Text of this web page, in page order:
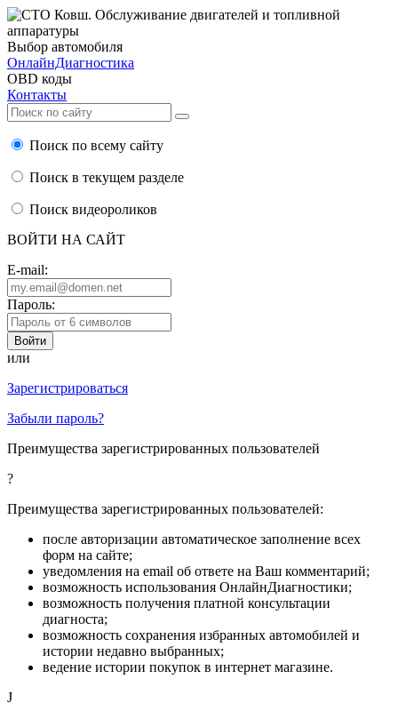
Выбор автомобиля
ОнлайнДиагностика
OBD коды
Контакты
Поиск по всему сайту
Поиск в текущем разделе
Поиск видеороликов
ВОЙТИ НА САЙТ
E-mail:
Пароль:
или
Зарегистрироваться
Забыли пароль?
Преимущества зарегистрированных пользователей
?
Преимущества зарегистрированных пользователей:
после авторизации автоматическое заполнение всех
форм на сайте;
уведомления на email об ответе на Ваш комментарий;
возможность использования ОнлайнДиагностики;
возможность получения платной консультации
диагноста;
возможность сохранения избранных автомобилей и
истории недавно выбранных;
ведение истории покупок в интернет магазине.
J